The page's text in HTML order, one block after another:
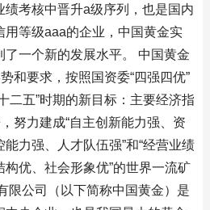
考核中晋升a级序列，也是国内
用等级aaa的企业，中国黄金实
一个新的发展水平。 中国黄金
和要求，按照国资委“四强四优”
二五”时期的新目标：主要经济指
努力建成“自主创新能力强、资
力强、人才队伍强”和“经营业绩
优、社会形象优”的世界一流矿
限公司（以下简称中国黄金）是